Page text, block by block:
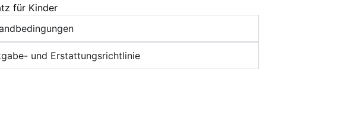
für Kinder
und Erstattungsrichtlinie